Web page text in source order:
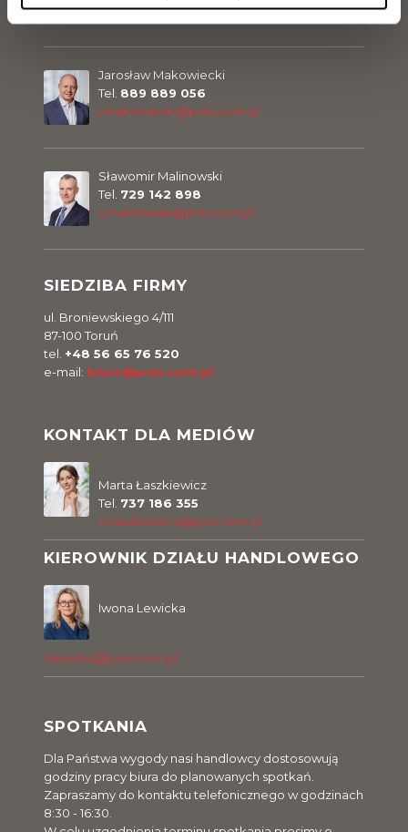
SIEDZIBA FIRMY
ul. Broniewskiego 4/111
87-100 Toruń
tel. +48 56 65 76 520
e-mail: biuro@pres.com.pl
KONTAKT DLA MEDIÓW
Marta Łaszkiewicz
Tel. 737 186 355
m.laszkiewicz@pres.com.pl
KIEROWNIK DZIAŁU HANDLOWEGO
Iwona Lewicka
i.lewicka@pres.com.pl
SPOTKANIA
Dla Państwa wygody nasi handlowcy dostosowują
godziny pracy biura do planowanych spotkań.
Zapraszamy do kontaktu telefonicznego w godzinach
8:30 - 16:30.
j.kilanowski@pres.com.pl
Jarosław Makowiecki
Tel. 889 889 056
j.makowiecki@pres.com.pl
Sławomir Malinowski
Tel. 729 142 898
s.malinowski@pres.com.pl